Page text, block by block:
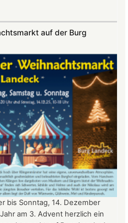
auf der Burg
bis Sonntag, 14. Dezember
am 3. Advent herzlich ein